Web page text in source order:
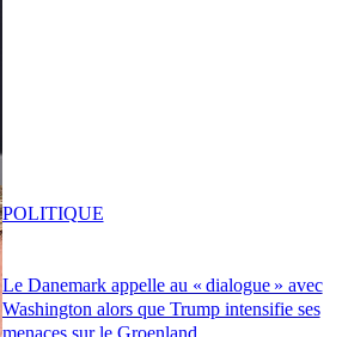
Le Danemark appelle au « dialogue » avec
Washington alors que Trump intensifie ses
POLITIQUE